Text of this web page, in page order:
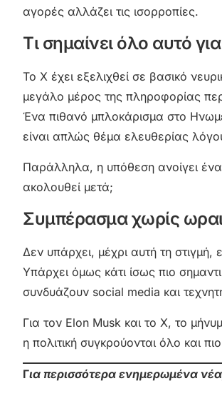
αγορές αλλάζει τις ισορροπίες.
Τι σημαίνει όλο αυτό
Το X έχει εξελιχθεί σε βασικό
μεγάλο μέρος της πληροφορίας
Ένα πιθανό μπλοκάρισμα στο
είναι απλώς θέμα ελευθερίας
Παράλληλα, η υπόθεση ανοίγει
ακολουθεί μετά;
Συμπέρασμα χωρίς
Δεν υπάρχει, μέχρι αυτή τη
Υπάρχει όμως κάτι ίσως πιο
συνδυάζουν social media και
Για τον Elon Musk και το X, το
η πολιτική συγκρούονται όλο και
Για περισσότερα ενημερωμένα